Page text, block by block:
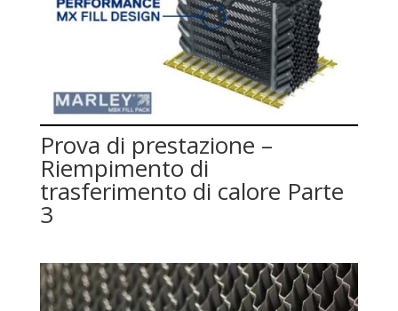
Prova di prestazione –
Riempimento di
trasferimento di calore Parte
3